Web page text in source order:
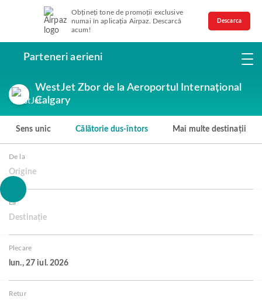
Obțineți tone de promoții exclusive
numai în aplicația Airpaz. Descarcă
acum!
Descarca
Parteneri aerieni
WestJet Zbor de la Aeroportul Internațional
Calgary
Sens unic Călătorie dus-întors Mai multe destinații
De la
Origine
La
Destinație
Plecare
lun., 27 iul. 2026
Retur